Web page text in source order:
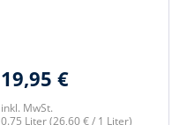
19,95 €
inkl. MwSt.
0.75 Liter(26,60 € / 1 Liter)